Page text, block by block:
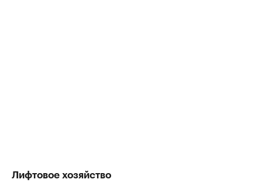
Лифтовое хозяйство